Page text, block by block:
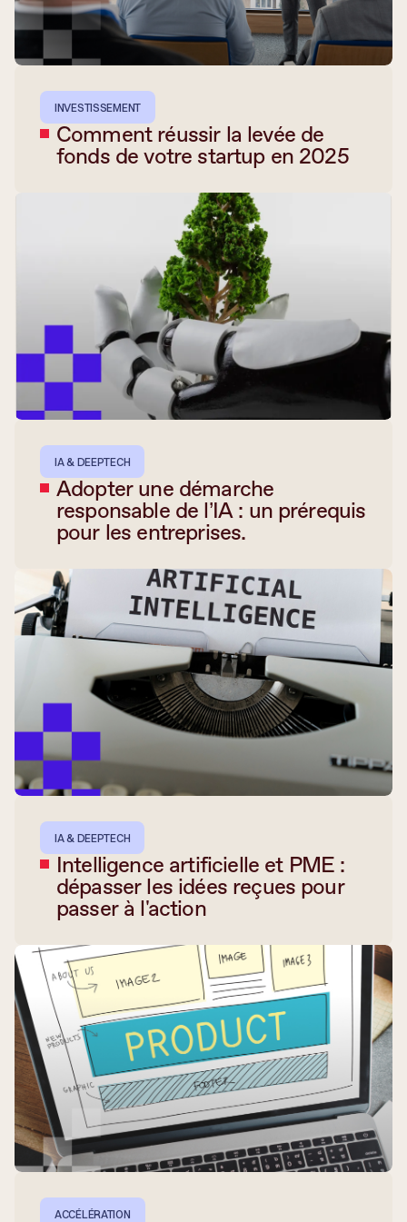
INVESTISSEMENT
Comment réussir la levée de
fonds de votre startup en 2025
IA & DEEPTECH
Adopter une démarche
responsable de l’IA : un prérequis
pour les entreprises.
IA & DEEPTECH
Intelligence artificielle et PME :
dépasser les idées reçues pour
passer à l'action
ACCÉLÉRATION